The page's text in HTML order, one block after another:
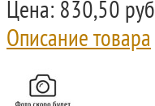
Цена: 830,50 руб
Описание товара